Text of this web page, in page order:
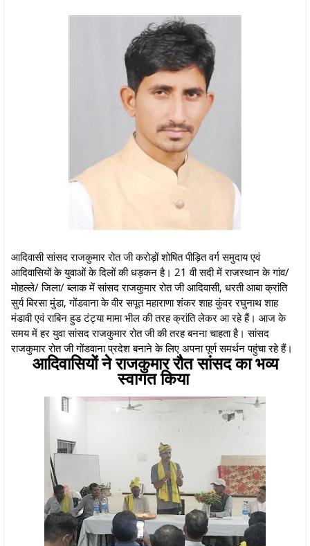
आदिवासी सांसद राजकुमार रोत जी करोड़ों शोषित पीड़ित वर्ग समुदाय एवं
आदिवासियों के युवाओं के दिलों की धड़कन है। 21 वी सदी में राजस्थान के गांव/
मोहल्ले/ जिला/ ब्लाक में सांसद राजकुमार रोत जी आदिवासी, धरती आबा क्रांति
सुर्य बिरसा मुंडा, गोंडवाना के वीर सपूत महाराणा शंकर शाह कुंवर रघुनाथ शाह
मंडावी एवं राबिन हुड टंट्या मामा भील की तरह क्रांति लेकर आ रहे हैं। आज के
समय में हर युवा सांसद राजकुमार रोत जी की तरह बनना चाहता है। सांसद
राजकुमार रोत जी गोंडवाना प्रदेश बनाने के लिए अपना पूर्ण समर्थन पहुंचा रहे हैं।
आदिवासियों ने राजकुमार रौत सांसद का भव्य
स्वागत किया